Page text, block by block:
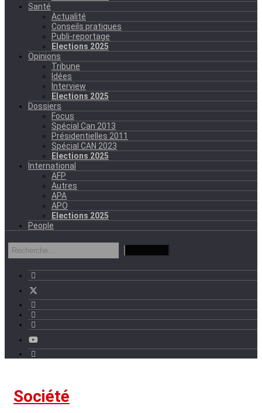
Santé
Actualité
Conseils pratiques
Publi-reportage
Elections 2025
Opinions
Tribune
Idées
Interview
Elections 2025
Dossiers
Focus
Spécial Can 2013
Présidentielles 2011
Spécial CAN 2023
Elections 2025
International
AFP
Autres
APA
APO
Elections 2025
People
Société